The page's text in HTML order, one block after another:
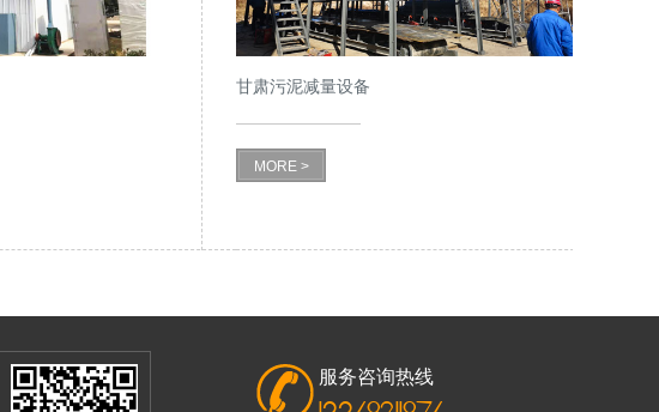
甘肃污泥减量设备
MORE >
服务咨询热线